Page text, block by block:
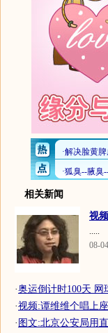
相关新闻
视
.....
08-
·奥运倒计时100天
·视频:谭维维个唱上
·图文:北京公安局用